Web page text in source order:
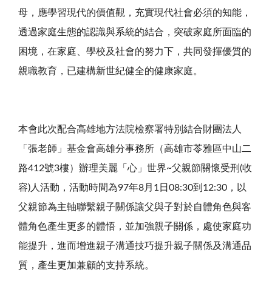
母，應學習現代的價值觀，充實現代社會必須的知能，
透過家庭生態的認識與系統的結合，突破家庭所面臨的
困境，在家庭、學校及社會的努力下，共同發揮優質的
親職教育，已建構新世紀健全的健康家庭。
本會此次配合高雄地方法院檢察署特別結合財團法人
「張老師」基金會高雄分事務所（高雄市苓雅區中山二
路412號3樓）辦理美麗「心」世界~父親節關懷受刑(收
容)人活動，活動時間為97年8月1日08:30到12:30，以
父親節為主軸聯繫親子關係讓父與子對於自體角色與客
體角色產生更多的體悟，並加強親子關係，處使家庭功
能提升，進而增進親子溝通技巧提升親子關係及溝通品
質，產生更加兼顧的支持系統。